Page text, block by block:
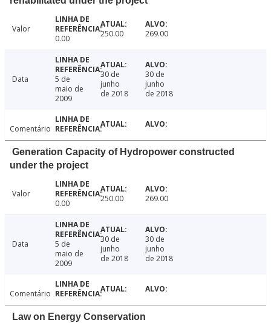
Valor
0.00
250.00 269.00
Data
5 de
maio de
2009
30 de
junho
de 2018
30 de
junho
de 2018
Comentário
Generation Capacity of Hydropower constructed
under the project
Valor
0.00
250.00 269.00
Data
5 de
maio de
2009
30 de
junho
de 2018
30 de
junho
de 2018
Comentário
Law on Energy Conservation